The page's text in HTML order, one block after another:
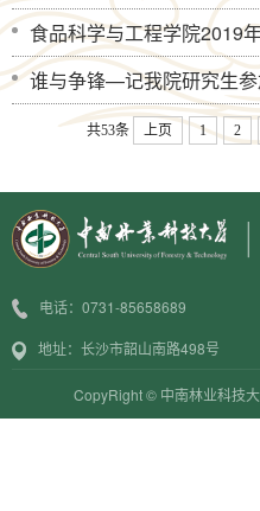
食品科学与工程学院2019年本科生
谁与争锋—记我院研究生参加2019年“耀
共53条 上页 1 2
电话：0731-85658689
地址：长沙市韶山南路498号
CopyRight © 中南林业科技